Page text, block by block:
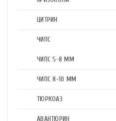
ЦИТРИН
ЧИПС
ЧИПС 5-8 ММ
ЧИПС 8-10 ММ
ТЮРКОАЗ
АВАНТЮРИН